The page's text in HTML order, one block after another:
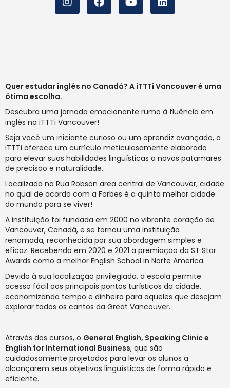
Quer estudar inglês no Canadá? A iTTTi Vancouver é uma
ótima escolha.
Descubra uma jornada emocionante rumo à fluência em
inglês na iTTTi Vancouver!
Seja você um iniciante curioso ou um aprendiz avançado, a
iTTTi oferece um currículo meticulosamente elaborado
para elevar suas habilidades linguísticas a novos patamares
de precisão e naturalidade.
Localizada na Rua Robson area central de Vancouver, cidade
no qual de acordo com a Forbes é a quinta melhor cidade
do mundo para se viver!
A instituição foi fundada em 2000 no vibrante coração de
Vancouver, Canadá, e se tornou uma instituição
renomada, reconhecida por sua abordagem simples e
eficaz. Recebendo em 2020 e 2021 a premiação da ST Star
Awards como a melhor English School in Norte America.
Devido à sua localização privilegiada, a escola permite
acesso fácil aos principais pontos turísticos da cidade,
economizando tempo e dinheiro para aqueles que desejam
explorar todos os cantos da Great Vancouver.
Através dos cursos, o General English, Speaking Clinic e
English for International Business, que são
cuidadosamente projetados para levar os alunos a
alcançarem seus objetivos linguísticos de forma rápida e
eficiente.